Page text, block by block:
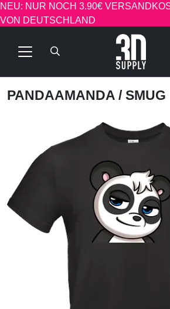
NEU: NUR NOCH 3.90€
VON DEUTSCHLAND
PANDAAMANDA / SMUG